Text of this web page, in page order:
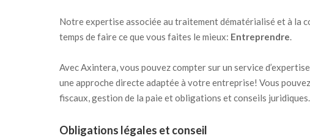
Notre expertise associée au traitement dématérialisé et à la
temps de faire ce que vous faites le mieux: Entreprendre.
Avec Axintera, vous pouvez compter sur un service
une approche directe adaptée à votre entreprise! Vous
fiscaux, gestion de la paie et obligations et conseils juridiques.
Obligations légales et conseil